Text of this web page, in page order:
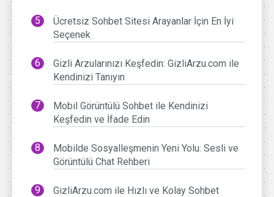
Ücretsiz Sohbet Sitesi Arayanlar İçin En İyi
Seçenek
Gizli Arzularınızı Keşfedin: GizliArzu.com ile
Kendinizi Tanıyın
Mobil Görüntülü Sohbet ile Kendinizi
Keşfedin ve İfade Edin
Mobilde Sosyalleşmenin Yeni Yolu: Sesli ve
Görüntülü Chat Rehberi
GizliArzu.com ile Hızlı ve Kolay Sohbet